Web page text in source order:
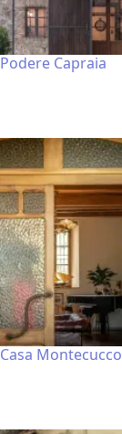
Capraia
Montecucco